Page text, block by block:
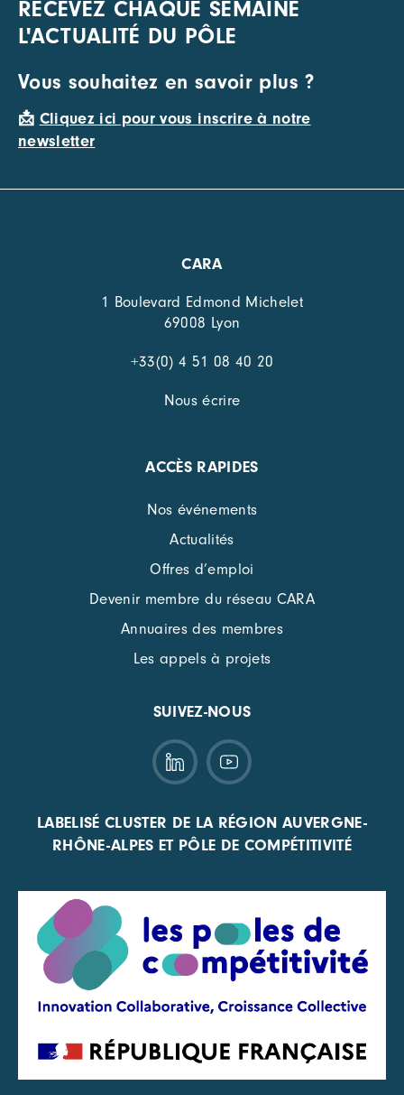
RECEVEZ CHAQUE SEMAINE
L'ACTUALITÉ DU PÔLE
Vous souhaitez en savoir plus ?
📩 Cliquez ici pour vous inscrire à notre
newsletter
CARA
1 Boulevard Edmond Michelet
69008 Lyon
+33(0) 4 51 08 40 20
Nous écrire
ACCÈS RAPIDES
Nos événements
Actualités
Offres d’emploi
Devenir membre du réseau CARA
Annuaires des membres
Les appels à projets
SUIVEZ-NOUS
LABELISÉ CLUSTER DE LA RÉGION AUVERGNE-
RHÔNE-ALPES ET PÔLE DE COMPÉTITIVITÉ